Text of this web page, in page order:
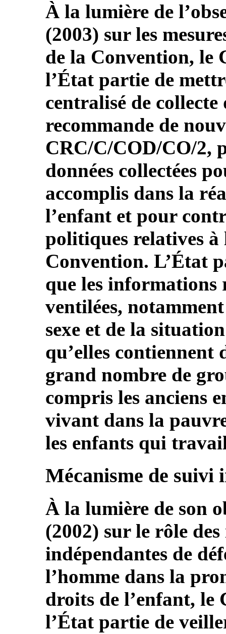
À la lumière de
(2003) sur les
de la Convention, le
l’État partie de
centralisé de collecte
recommande de
CRC/C/COD/CO/2,
données collectées
accomplis dans la
l’enfant et pour
politiques relatives
Convention. L’État
que les informations
ventilées,
sexe et de la
qu’elles contiennent
grand nombre de
compris les anciens
vivant dans la
les enfants qui
Mécanisme de suivi
À la lumière de son
(2002) sur le rôle
indépendantes de
l’homme dans la
droits de l’enfant, le
l’État partie de